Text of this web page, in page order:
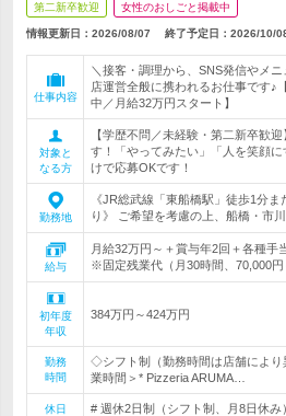
第二新卒歓迎 女性のおしごと掲載中
情報更新日：2026/08/07 終了予定日： 2026/10/
仕事内容
＼接客・調理から、SNS発信やメ
店運営全般に携われるお仕事です♪
中／月給32万円スタート】
対象と
なる方
【学歴不問／未経験・第二新卒歓
す！「やってみたい」「人を笑顔
けで応募OKです！
勤務地
《JR総武線「東船橋駅」徒歩1分
り》 ご希望を考慮の上、船橋・市
給与
月給32万円～＋賞与年2回＋各種手
※固定残業代（月30時間、70,000円
初年度
年収
384万円～424万円
勤務
時間
◇シフト制（勤務時間は店舗により
業時間＞* Pizzeria ARUMA…
休日
# 週休2日制（シフト制、月8日休